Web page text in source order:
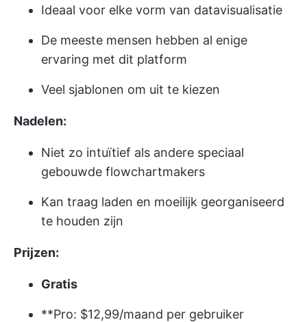
Ideaal voor elke vorm van datavisualisatie
De meeste mensen hebben al enige
ervaring met dit platform
Veel sjablonen om uit te kiezen
Nadelen:
Niet zo intuïtief als andere speciaal
gebouwde flowchartmakers
Kan traag laden en moeilijk georganiseerd
te houden zijn
Prijzen:
Gratis
**Pro: $12,99/maand per gebruiker